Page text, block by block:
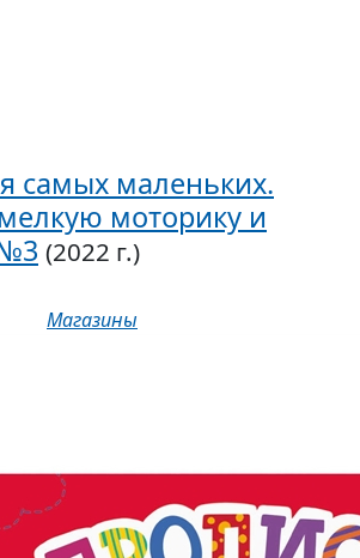
самых маленьких.
моторику и
(2022 г.)
Магазины